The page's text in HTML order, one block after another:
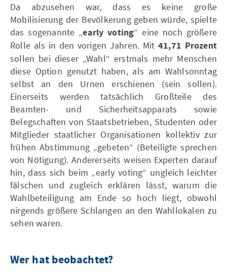
Da abzusehen war, dass es keine große
Mobilisierung der Bevölkerung geben würde, spielte
das sogenannte „early voting“ eine noch größere
Rolle als in den vorigen Jahren. Mit41,71 Prozent
sollen bei dieser „Wahl“ erstmals mehr Menschen
diese Option genutzt haben, als am Wahlsonntag
selbst an den Urnen erschienen (sein sollen).
Einerseits werden tatsächlich Großteile des
Beamten- und Sicherheitsapparats sowie
Belegschaften von Staatsbetrieben, Studenten oder
Mitglieder staatlicher Organisationen kollektiv zur
frühen Abstimmung „gebeten“ (Beteiligte sprechen
von Nötigung). Andererseits weisen Experten darauf
hin, dass sich beim „early voting“ ungleich leichter
fälschen und zugleich erklären lässt, warum die
Wahlbeteiligung am Ende so hoch liegt, obwohl
nirgends größere Schlangen an den Wahllokalen zu
sehen waren.
Wer hat beobachtet?